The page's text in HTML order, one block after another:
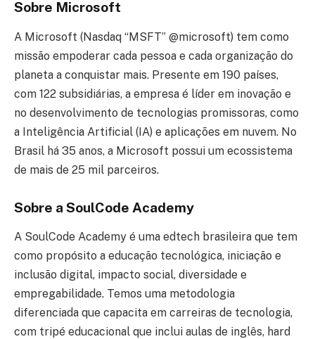
Sobre Microsoft
A Microsoft (Nasdaq “MSFT” @microsoft) tem como
missão empoderar cada pessoa e cada organização do
planeta a conquistar mais. Presente em 190 países,
com 122 subsidiárias, a empresa é líder em inovação e
no desenvolvimento de tecnologias promissoras, como
a Inteligência Artificial (IA) e aplicações em nuvem. No
Brasil há 35 anos, a Microsoft possui um ecossistema
de mais de 25 mil parceiros.
Sobre a SoulCode Academy
A SoulCode Academy é uma edtech brasileira que tem
como propósito a educação tecnológica, iniciação e
inclusão digital, impacto social, diversidade e
empregabilidade. Temos uma metodologia
diferenciada que capacita em carreiras de tecnologia,
com tripé educacional que inclui aulas de inglês, hard